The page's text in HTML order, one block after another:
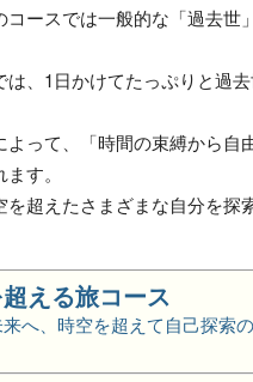
コースでは一般的な「過去世
は、1日かけてたっぷりと過
よって、「時間の束縛から自
す。
を超えたさまざまな自分を探
える旅コース
へ、時空を超えて自己探索